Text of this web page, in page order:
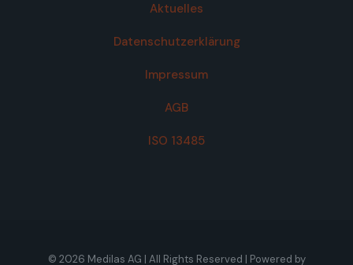
Aktuelles
Datenschutzerklärung
Impressum
AGB
ISO 13485
© 2026 Medilas AG | All Rights Reserved | Powered by